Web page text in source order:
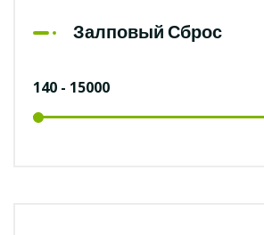
Залповый Сброс